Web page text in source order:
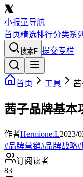
小报童导航
首页精选排行分类系列
搜索F 提交专栏
首页 工具
茜子品牌基本
作者Hermione.L2023/
#品牌营销#品牌战略#
订阅读者
83